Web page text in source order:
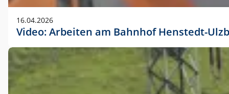
16.04.2026
Video: Arbeiten am Bahnhof Henstedt-